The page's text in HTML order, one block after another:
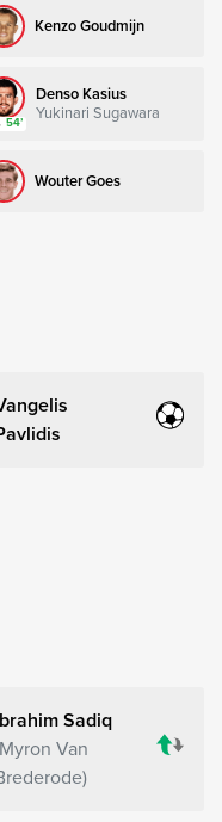
Kenzo Goudmijn
Denso Kasius
Yukinari Sugawara
54’
Wouter Goes
Sadiq
Van